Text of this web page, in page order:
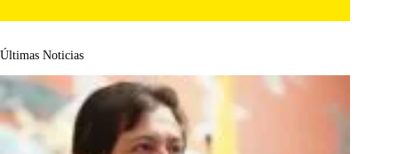
Últimas Noticias